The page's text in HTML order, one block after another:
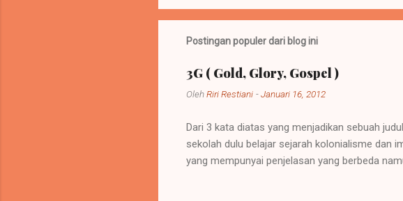
o
s
i
g
K
o
n
t
a
r
Postingan populer dari blog ini
3G ( Gold, Glory, Gospel )
OlehRiri Restiani -Januari 16, 2012
Dari 3 kata diatas yang menjadikan sebuah
sekolah dulu belajar sejarah kolonialisme dan
yang mempunyai penjelasan yang berbeda
itu bisa dipelihara atau berkembang. Sebuah